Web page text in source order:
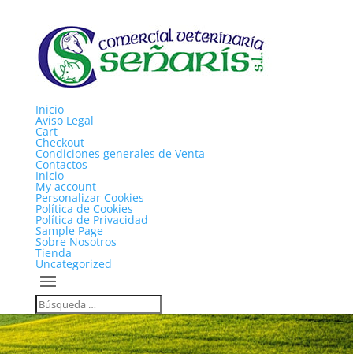
Inicio
Aviso Legal
Cart
Checkout
Condiciones generales de Venta
Contactos
Inicio
My account
Personalizar Cookies
Política de Cookies
Política de Privacidad
Sample Page
Sobre Nosotros
Tienda
Uncategorized